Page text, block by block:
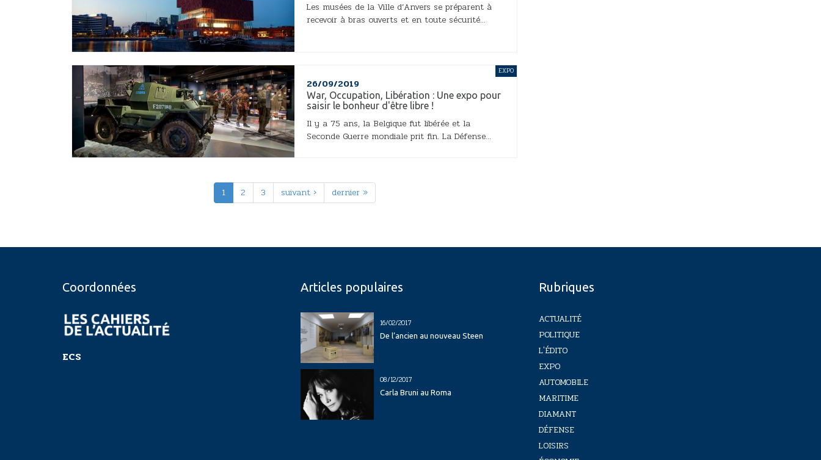
Les musées de la Ville d’Anvers se préparent à
recevoir à bras ouverts et en toute sécurité...
26/09/2019
War, Occupation, Libération : Une expo pour
saisir le bonheur d'être libre !
Il y a 75 ans, la Belgique fut libérée et la
Seconde Guerre mondiale prit fin. La Défense...
EXPO
1 2 3 suivant › dernier »
Coordonnées
ECS
Articles populaires
16/02/2017
De l’ancien au nouveau Steen
08/12/2017
Carla Bruni au Roma
Rubriques
ACTUALITÉ
POLITIQUE
L'ÉDITO
EXPO
AUTOMOBILE
MARITIME
DIAMANT
DÉFENSE
LOISIRS